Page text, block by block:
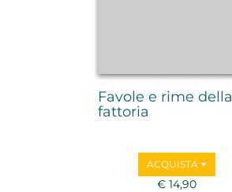
Favole e rime della
fattoria
ACQUISTA
€ 14,90